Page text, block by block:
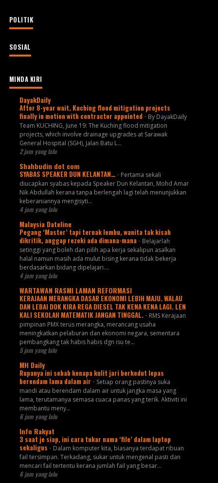
POLITIK
SOSIAL
MINDA KIRI
DayakDaily
After 8-year wait, Kuching flood mitigation projects
finally in motion with contractor appointed - By DayakDaily
Team KUCHING, June 19: The Kuching flood mitigation
projects, which involve drainage upgrades at Sarawak
General Hospital (SGH), Jalan Batu L...
2 jam yang lalu
Shahbudin dot com
SYABAS SPEAKER DUN KELANTAN… - Pertama sekali
diucapkan syabas kepada Speaker Dun Kelantan, Mohd Amar
Nik Abdullah kerana tanpa berlengah lagi telah menunjukkan
keberaniannya mengisyti...
4 jam yang lalu
Malaysia Dateline
Pegang ‘Master’ tapi ternak lembu, wanita tak kisah
dikritik, anggap rezeki ada dimana-mana - Belajarlah
setinggi yang boleh dan pilih apa kerja sekalipun asalkan
halal namun masih ada mulut bising kerana tidak bekerja
berdasarkan bidang dipelajari....
4 jam yang lalu
WARTAWAN RASMI LAMAN REFORMASI
KERAJAAN MERANGKA DASAR EKONOMI LEBIH MAJU. WALAU
DAN LEBAI DOK KIRA REGA DIESEL TAK KENA KENA LAGI. LEN
KALI SEKOLAH MATEMATIK JANGAN TINGGAL. - RMS Kerajaan
pimpinan PMX terus merangka, merancang usaha
meningkatkan pelaburan dan ekonomi negara, sementara
pembangkang tak habis habis dgn isu te...
5 jam yang lalu
MH Daily
Rupanya ini sebab kenapa kulit jari berkedut lepas
berendam lama dalam air - Setiap orang pastinya suka
mandi atau berendam dalam air untuk jangka masa yang
lama, terutamanya semasa cuaca panas yang terik. Aktiviti ini
membantu meny...
6 jam yang lalu
Info Rakyat
3 saat je siap, ini cara tukar nama ‘file’ dalam laptop
sekaligus - Dalam komputer kita, biasanya terdapat ribuan
fail tersimpan. Terkadang, sukar untuk mengenal pasti dan
mencari fail tertentu kerana jumlah fail yang besar...
6 jam yang lalu